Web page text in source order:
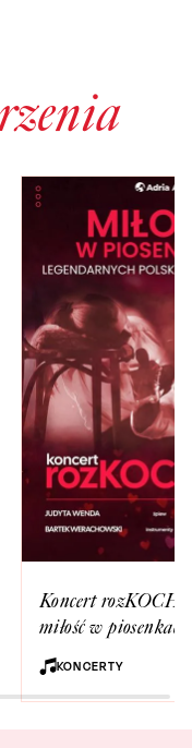
Koncert
miłość w piosenkach
legendarnych
wokalistów
KONCERTY